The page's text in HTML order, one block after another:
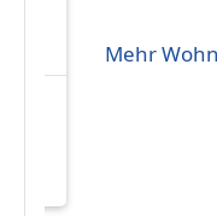
Mehr